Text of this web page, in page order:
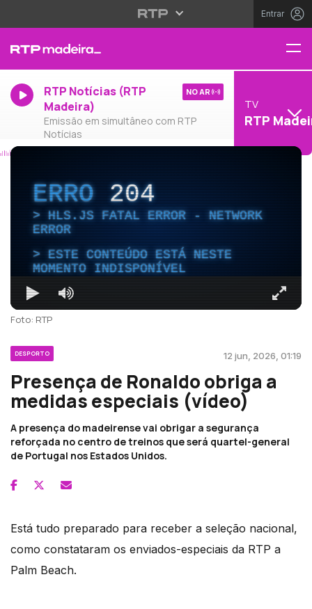
Entrar
RTP Notícias (RTP
Madeira)
Emissão em simultâneo com RTP
Notícias
NO AR
TV
RTP
ERRO204
HLS.JS FATAL ERROR - NETWORK
ERROR
ESTE CONTEÚDO ESTÁ NESTE
MOMENTO INDISPONÍVEL
Foto: RTP
DESPORTO 12 jun, 2026, 01:19
Presença de Ronaldo obriga a
medidas especiais (vídeo)
A presença do madeirense vai obrigar a segurança
reforçada no centro de treinos que será quartel-general
de Portugal nos Estados Unidos.
Está tudo preparado para receber a seleção nacional,
como constataram os enviados-especiais da RTP a
Palm Beach.